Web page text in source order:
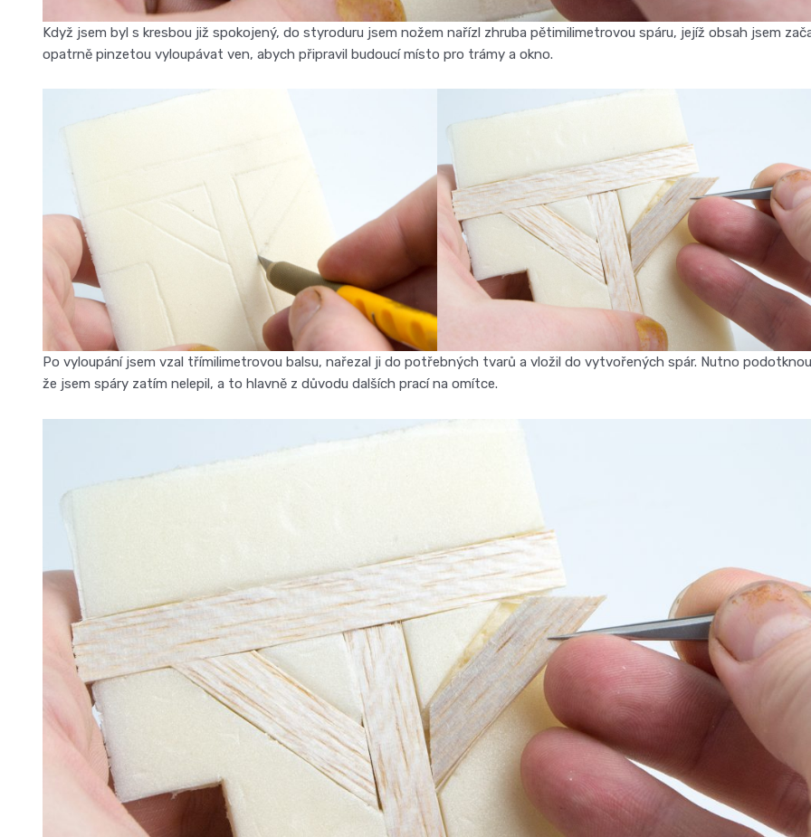
Když jsem byl s kresbou již spokojený, do styroduru jsem nožem nařízl zhruba pětimilimetrovou spáru, jejíž obsah jsem
opatrně pinzetou vyloupávat ven, abych připravil budoucí místo pro trámy a okno.
Po vyloupání jsem vzal třímilimetrovou balsu, nařezal ji do potřebných tvarů a vložil do vytvořených spár. Nutno
že jsem spáry zatím nelepil, a to hlavně z důvodu dalších prací na omítce.